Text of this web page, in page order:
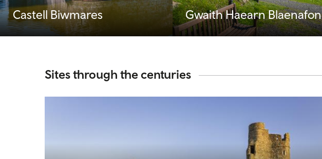
Castell Biwmares Gwaith Haearn Blaenafon
Sites through the centuries